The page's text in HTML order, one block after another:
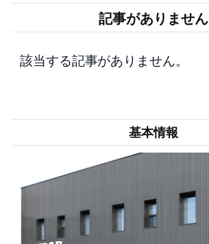
記事がありません
該当する記事がありません。
基本情報